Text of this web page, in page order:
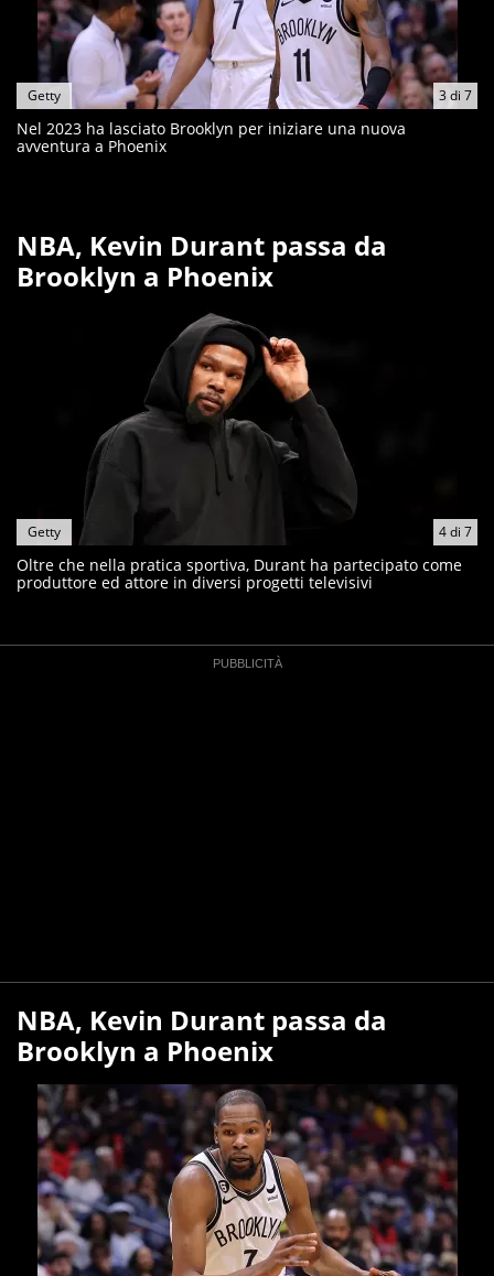
3di 7
Getty
Nel 2023 ha lasciato Brooklyn per iniziare una nuova
avventura a Phoenix
NBA, Kevin Durant passa da
Brooklyn a Phoenix
4di 7
Getty
Oltre che nella pratica sportiva, Durant ha partecipato come
produttore ed attore in diversi progetti televisivi
NBA, Kevin Durant passa da
Brooklyn a Phoenix